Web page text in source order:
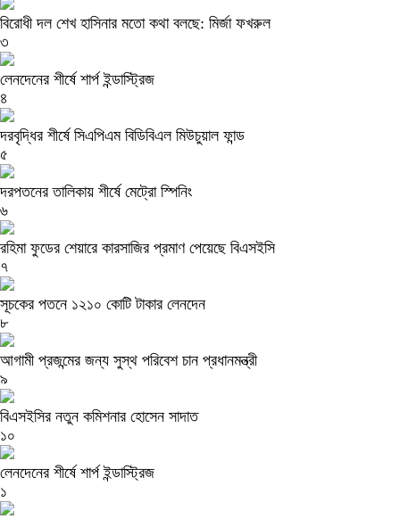
বিরোধী দল শেখ হাসিনার মতো কথা বলছে: মির্জা ফখরুল
৩
লেনদেনের শীর্ষে শার্প ইন্ডাস্ট্রিজ
৪
দরবৃদ্ধির শীর্ষে সিএপিএম বিডিবিএল মিউচুয়াল ফান্ড
৫
দরপতনের তালিকায় শীর্ষে মেট্রো স্পিনিং
৬
রহিমা ফুডের শেয়ারে কারসাজির প্রমাণ পেয়েছে বিএসইসি
৭
সূচকের পতনে ১২১০ কোটি টাকার লেনদেন
৮
আগামী প্রজন্মের জন্য সুস্থ পরিবেশ চান প্রধানমন্ত্রী
৯
বিএসইসির নতুন কমিশনার হোসেন সাদাত
১০
লেনদেনের শীর্ষে শার্প ইন্ডাস্ট্রিজ
১